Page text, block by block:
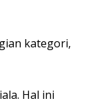
kategori,
Hal ini